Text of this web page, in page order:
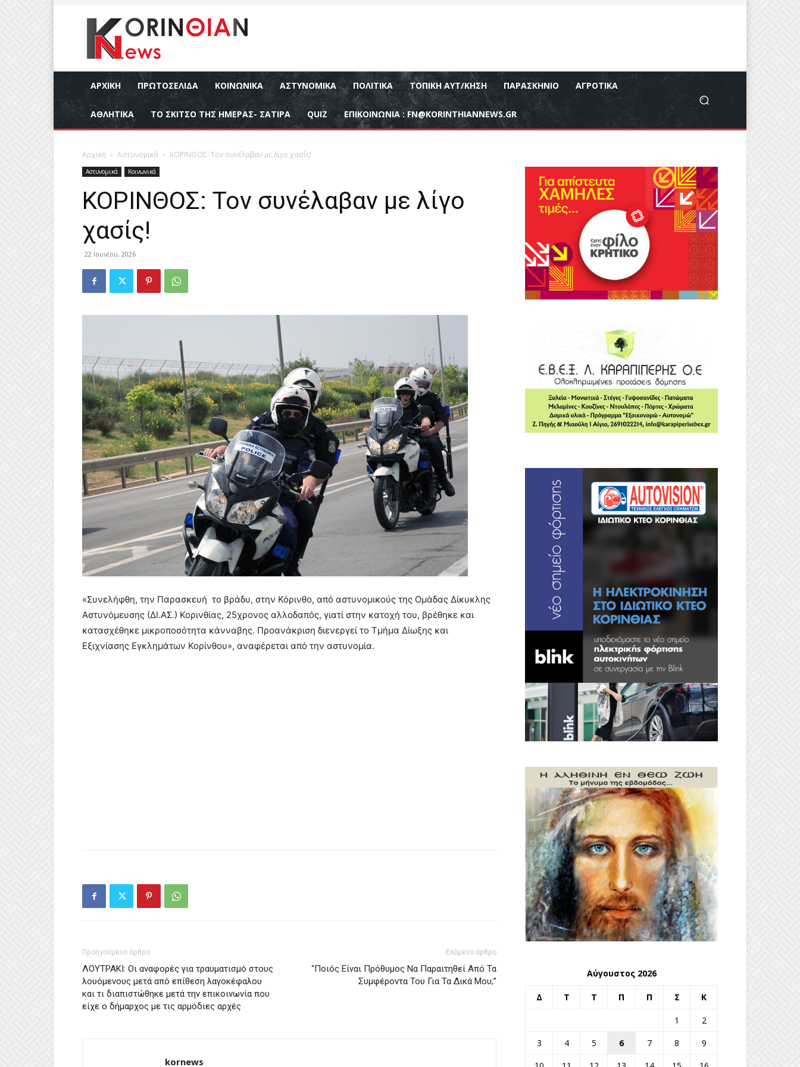
ΑΡΧΙΚΉ ΠΡΩΤΟΣΕΛΙΔΑ ΚΟΙΝΩΝΙΚΆ ΑΣΤΥΝΟΜΙΚΆ ΠΟΛΙΤΙΚΆ ΤΟΠΙΚΉ ΑΥΤ/ΚΗΣΗ ΠΑΡΑΣΚΉΝΙΟ ΑΓΡΟΤΙΚΆ
ΑΘΛΗΤΙΚΆ ΤΟ ΣΚΙΤΣΟ ΤΗΣ ΗΜΕΡΑΣ- ΣΑΤΙΡΑ QUIZ ΕΠΙΚΟΙΝΩΝΊΑ : FN@KORINTHIANNEWS.GR
Αρχική Αστυνομικά ΚΟΡΙΝΘΟΣ: Τον συνέλαβαν με λίγο χασίς!
Αστυνομικά Κοινωνικά
ΚΟΡΙΝΘΟΣ: Τον συνέλαβαν με λίγο
χασίς!
22 Ιουνίου, 2026
«Συνελήφθη, την Παρασκευή το βράδυ, στην Κόρινθο, από αστυνομικούς της Ομάδας Δίκυκλης
Αστυνόμευσης (ΔΙ.ΑΣ.) Κορινθίας, 25χρονος αλλοδαπός, γιατί στην κατοχή του, βρέθηκε και
κατασχέθηκε μικροποσότητα κάνναβης. Προανάκριση διενεργεί το Τμήμα Δίωξης και
Εξιχνίασης Εγκλημάτων Κορίνθου», αναφέρεται από την αστυνομία.
Προηγούμενο άρθρο
ΛΟΥΤΡΑΚΙ: Οι αναφορές για τραυματισμό στους
λουόμενους μετά από επίθεση λαγοκέφαλου
και τι διαπιστώθηκε μετά την επικοινωνία που
είχε ο δήμαρχος με τις αρμόδιες αρχές
Επόμενο άρθρο
“Ποιός Είναι Πρόθυμος Να Παραιτηθεί Από Τα
Συμφέροντα Του Για Τα Δικά Μου;”
kornews
Αύγουστος 2026
Δ Τ Τ Π Π Σ Κ
1
2
3
4 5 6 7 8
9